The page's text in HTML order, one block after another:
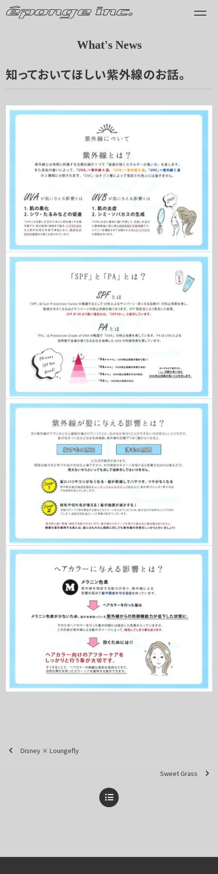
What's News
知っておいてほしい紫外線のお話。
Disney × Loungefly
Sweet Grass